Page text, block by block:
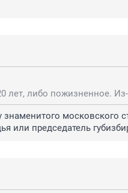
московского
или председатель